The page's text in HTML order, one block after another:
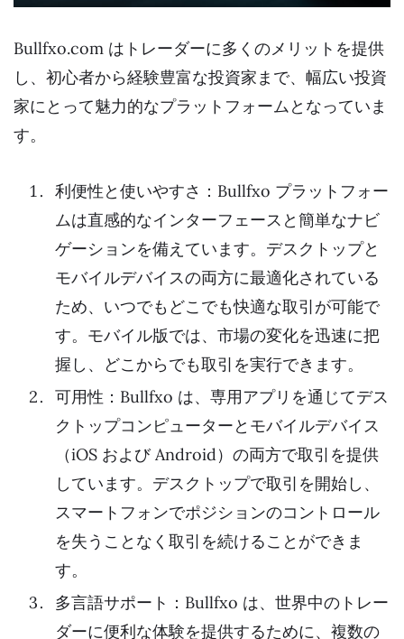
Bullfxo.com はトレーダーに多くのメリットを提供
し、初心者から経験豊富な投資家まで、幅広い投資
家にとって魅力的なプラットフォームとなっていま
す。
利便性と使いやすさ：Bullfxo プラットフォー
ムは直感的なインターフェースと簡単なナビ
ゲーションを備えています。デスクトップと
モバイルデバイスの両方に最適化されている
ため、いつでもどこでも快適な取引が可能で
す。モバイル版では、市場の変化を迅速に把
握し、どこからでも取引を実行できます。
可用性：Bullfxo は、専用アプリを通じてデス
クトップコンピューターとモバイルデバイス
（iOS および Android）の両方で取引を提供
しています。デスクトップで取引を開始し、
スマートフォンでポジションのコントロール
を失うことなく取引を続けることができま
す。
多言語サポート：Bullfxo は、世界中のトレー
ダーに便利な体験を提供するために、複数の